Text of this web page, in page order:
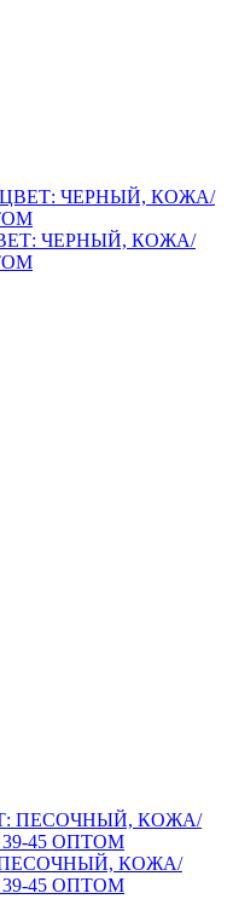
ЧЕРНЫЙ, КОЖА/
КОЖА/
45 ОПТОМ